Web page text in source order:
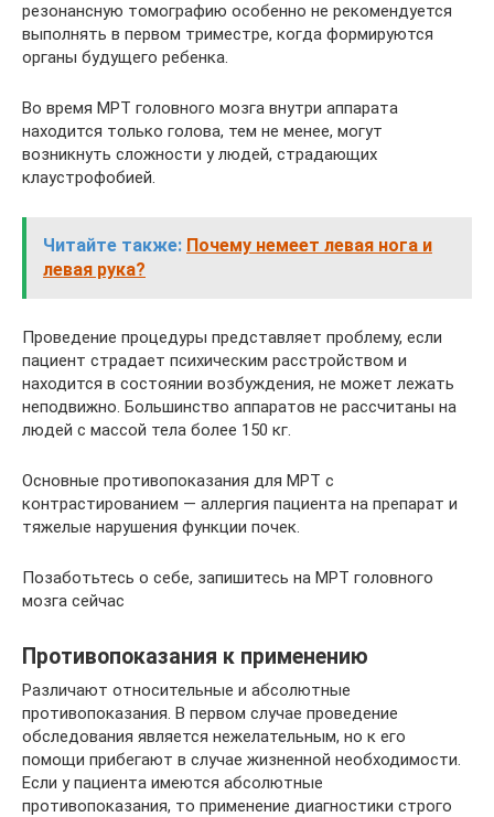
резонансную томографию особенно не рекомендуется
выполнять в первом триместре, когда формируются
органы будущего ребенка.
Во время МРТ головного мозга внутри аппарата
находится только голова, тем не менее, могут
возникнуть сложности у людей, страдающих
клаустрофобией.
Читайте также: Почему немеет левая нога и
левая рука?
Проведение процедуры представляет проблему, если
пациент страдает психическим расстройством и
находится в состоянии возбуждения, не может лежать
неподвижно. Большинство аппаратов не рассчитаны на
людей с массой тела более 150 кг.
Основные противопоказания для МРТ с
контрастированием — аллергия пациента на препарат и
тяжелые нарушения функции почек.
Позаботьтесь о себе, запишитесь на МРТ головного
мозга сейчас
Противопоказания к применению
Различают относительные и абсолютные
противопоказания. В первом случае проведение
обследования является нежелательным, но к его
помощи прибегают в случае жизненной необходимости.
Если у пациента имеются абсолютные
противопоказания, то применение диагностики строго